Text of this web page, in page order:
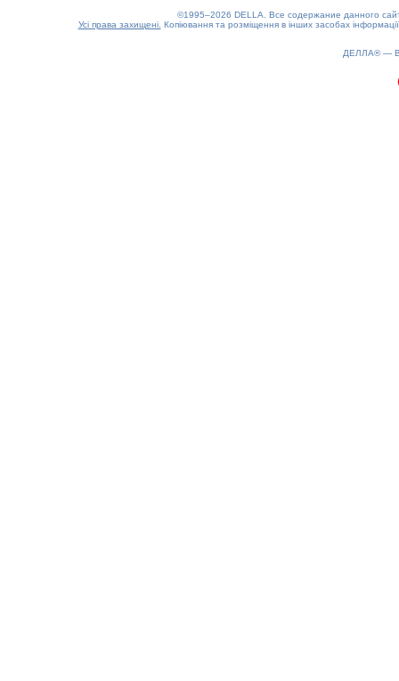
©1995–2026 DELLA. Все содержание данного
Усі права захищені. Копіювання та розміщення в інших засобах
ДЕЛЛА® —